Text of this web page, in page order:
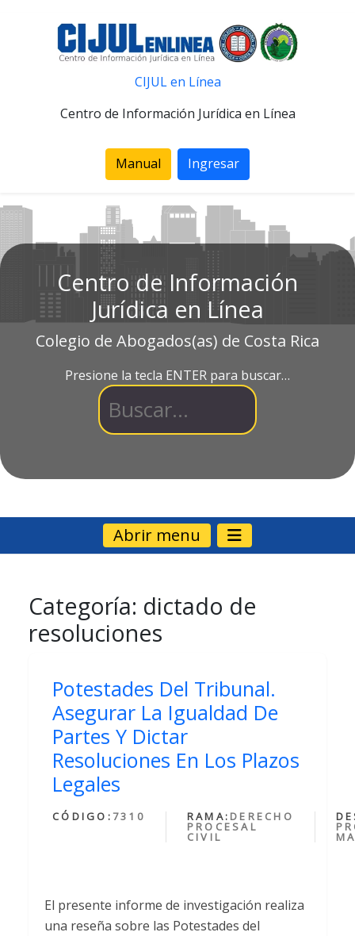
CIJUL en Línea
Centro de Información Jurídica en Línea
Manual Ingresar
Centro de Información
Jurídica en Línea
Colegio de Abogados(as) de Costa Rica
Presione la tecla ENTER para buscar…
Abrir menu
Categoría: dictado de
resoluciones
Potestades Del Tribunal.
Asegurar La Igualdad De
Partes Y Dictar
Resoluciones En Los Plazos
Legales
CÓDIGO: 7310 RAMA: DERECHO
PROCESAL
CIVIL
El presente informe de investigación realiza
una reseña sobre las Potestades del